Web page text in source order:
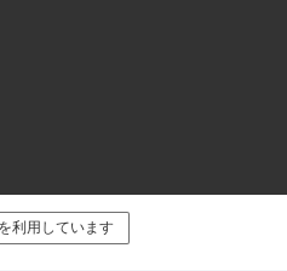
利用しています